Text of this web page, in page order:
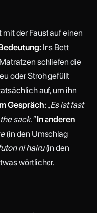
der Faust auf einen
Ins Bett
schliefen die
oder Stroh gefüllt
auf, um ihn
Gespräch: „Es ist fast
sack." In anderen
(in den Umschlag
ni hairu(in den
wörtlicher.